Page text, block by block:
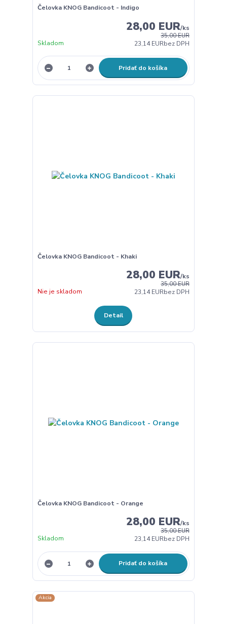
Čelovka KNOG Bandicoot - Indigo
35,00 EUR
28,00 EUR/ks
23,14 EURbez DPH
Skladom
Pridať do košíka
Čelovka KNOG Bandicoot - Khaki
35,00 EUR
28,00 EUR/ks
23,14 EURbez DPH
Nie je skladom
Detail
Čelovka KNOG Bandicoot - Orange
35,00 EUR
28,00 EUR/ks
23,14 EURbez DPH
Skladom
Pridať do košíka
Akcia